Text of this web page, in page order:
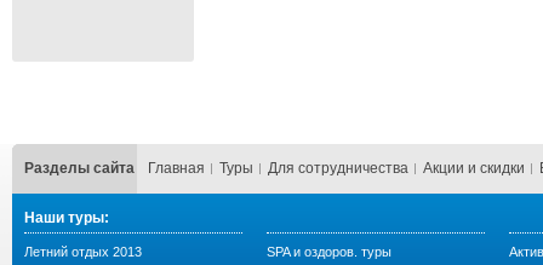
Разделы сайта Главная Туры Для сотрудничества Акции и скидки
Наши туры:
Летний отдых 2013 SPA и оздоров. туры